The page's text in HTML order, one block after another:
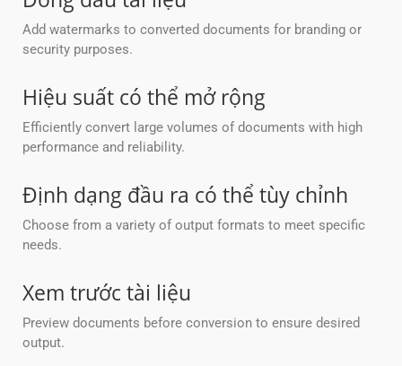
Add watermarks to converted documents for branding or
security purposes.
Hiệu suất có thể mở rộng
Efficiently convert large volumes of documents with high
performance and reliability.
Định dạng đầu ra có thể tùy chỉnh
Choose from a variety of output formats to meet specific
needs.
Xem trước tài liệu
Preview documents before conversion to ensure desired
output.